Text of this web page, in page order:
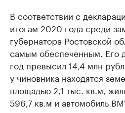
В соответствии с
итогам 2020 года среди
губернатора Ростовской
самым обеспеченным. Его
год превысил 14,4 млн
у чиновника находятся
площадью 2,1 тыс. кв.м,
596,7 кв.м и автомобиль